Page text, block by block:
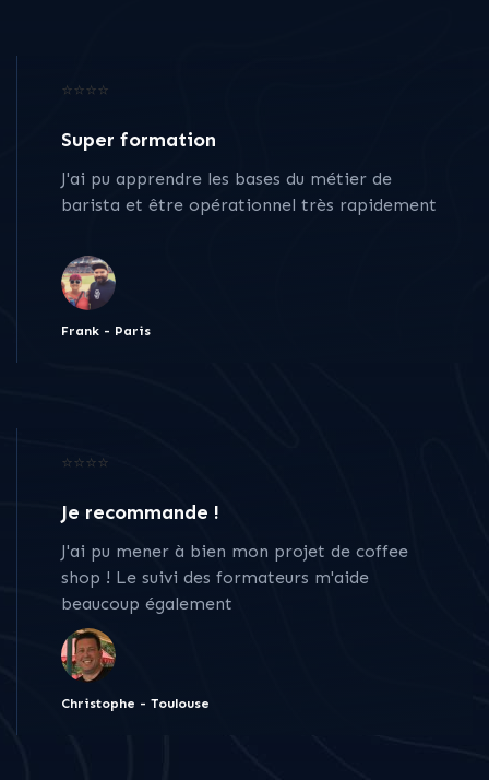
⭐⭐⭐⭐
Super formation
J'ai pu apprendre les bases du métier de
barista et être opérationnel très rapidement
Frank - Paris
⭐⭐⭐⭐
Je recommande !
J'ai pu mener à bien mon projet de coffee
shop ! Le suivi des formateurs m'aide
beaucoup également
Christophe - Toulouse